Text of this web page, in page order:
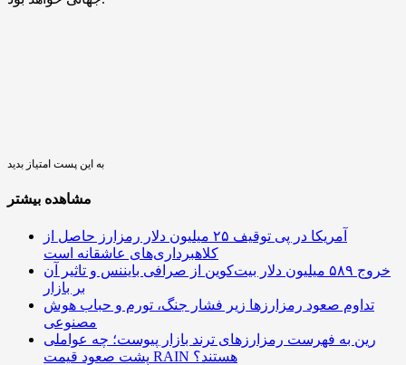
به این پست امتیاز بدید
مشاهده بیشتر
آمریکا در پی توقیف ۲۵ میلیون دلار رمزارز حاصل از
کلاهبرداری‌های عاشقانه است
خروج ۵۸۹ میلیون دلار بیت‌کوین از صرافی بایننس و تاثیر آن
بر بازار
تداوم صعود رمزارزها زیر فشار جنگ، تورم و حباب هوش
مصنوعی
رین به فهرست رمزارزهای ترند بازار پیوست؛ چه عواملی
پشت صعود قیمت RAIN هستند؟